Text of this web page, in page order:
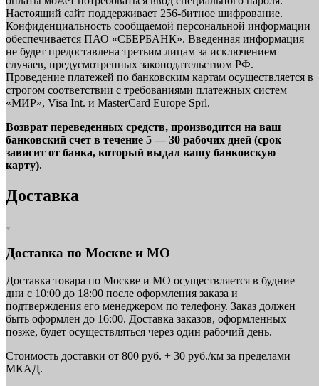
Настоящий сайт поддерживает 256-битное шифрование.
Конфиденциальность сообщаемой персональной информации
обеспечивается ПАО «СБЕРБАНК». Введенная информация
не будет предоставлена третьим лицам за исключением
случаев, предусмотренных законодательством РФ.
Проведение платежей по банковским картам осуществляется в
строгом соответствии с требованиями платежных систем
«МИР», Visa Int. и MasterCard Europe Sprl.
Возврат переведенных средств, производится на ваш
банковский счет в течение 5 — 30 рабочих дней (срок
зависит от банка, который выдал вашу банковскую
карту).
Доставка
Доставка по Москве и МО
Доставка товара по Москве и МО осуществляется в будние
дни с 10:00 до 18:00 после оформления заказа и
подтверждения его менеджером по телефону. Заказ должен
быть оформлен до 16:00. Доставка заказов, оформленных
позже, будет осуществляться через один рабочий день.
Стоимость доставки от 800 руб. + 30 руб./км за пределами
МКАД.